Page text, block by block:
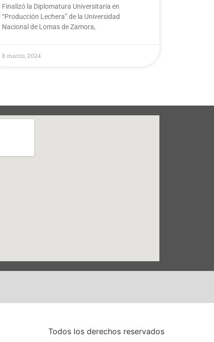
Finalizó la Diplomatura Universitaria en
“Producción Lechera” de la Universidad
Nacional de Lomas de Zamora,
8 marzo, 2024
Todos los derechos reservados